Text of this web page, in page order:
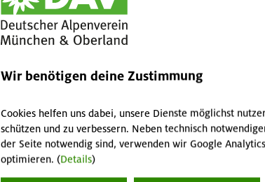
Wir benötigen deine Zustimmung
Cookies helfen uns dabei, unsere Dienste möglichst
schützen und zu verbessern. Neben technisch
der Seite notwendig sind, verwenden wir Google
optimieren. (Details)